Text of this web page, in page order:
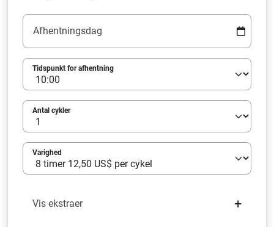
Afhentningsdag
Tidspunkt for afhentning
Antal cykler
Varighed
Vis ekstraer +